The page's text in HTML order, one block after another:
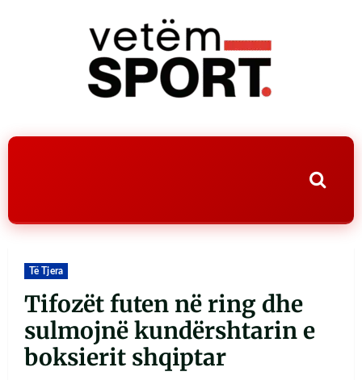
Të Tjera
Tifozët futen në ring dhe
sulmojnë kundërshtarin e
boksierit shqiptar